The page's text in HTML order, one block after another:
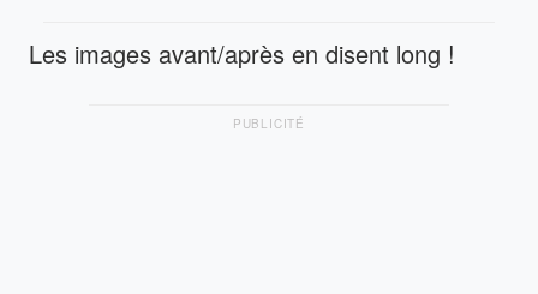
Les images avant/après en disent long !
PUBLICITÉ